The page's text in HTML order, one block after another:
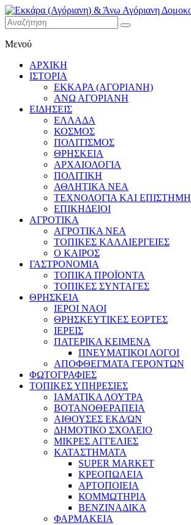
Εκκάρα
(Αγόριανη)
& Άνω
Αγόριανη
Δομοκού
Φθιώτιδος
Μενού
ΑΡΧΙΚΗ
ΙΣΤΟΡΙΑ
ΕΚΚΑΡΑ (ΑΓΟΡΙΑΝΗ)
ΑΝΩ ΑΓΟΡΙΑΝΗ
ΕΙΔΗΣΕΙΣ
ΕΛΛΑΔΑ
ΚΟΣΜΟΣ
ΠΟΛΙΤΙΣΜΟΣ
ΘΡΗΣΚΕΙΑ
ΑΡΧΑΙΟΛΟΓΙΑ
ΠΟΛΙΤΙΚΗ
ΑΘΛΗΤΙΚΑ ΝΕΑ
ΤΕΧΝΟΛΟΓΙΑ ΚΑΙ ΕΠΙΣΤΗΜΗ
ΕΠΙΚΗΔΕΙΟΙ
ΑΓΡΟΤΙΚΑ
ΑΓΡΟΤΙΚΑ ΝΕΑ
ΤΟΠΙΚΕΣ ΚΑΛΛΙΕΡΓΕΙΕΣ
Ο ΚΑΙΡΟΣ
ΓΑΣΤΡΟΝΟΜΙΑ
ΤΟΠΙΚΑ ΠΡΟΪΟΝΤΑ
ΤΟΠΙΚΕΣ ΣΥΝΤΑΓΕΣ
ΘΡΗΣΚΕΙΑ
IEPOI NAOI
ΘΡΗΣΚΕΥΤΙΚΕΣ ΕΟΡΤΕΣ
ΙΕΡΕΙΣ
ΠΑΤΕΡΙΚΑ ΚΕΙΜΕΝΑ
ΠΝΕΥΜΑΤΙΚΟΙ ΛΟΓΟΙ
ΑΠΟΦΘΕΓΜΑΤΑ ΓΕΡΟΝΤΩΝ
ΦΩΤΟΓΡΑΦΙΕΣ
ΤΟΠΙΚΕΣ ΥΠΗΡΕΣΙΕΣ
ΙΑΜΑΤΙΚΑ ΛΟΥΤΡΑ
ΒΟΤΑΝΟΘΕΡΑΠΕΙΑ
ΑΙΘΟΥΣΕΣ ΕΚΔ/ΩΝ
ΔΗΜΟΤΙΚΟ ΣΧΟΛΕΙΟ
ΜΙΚΡΕΣ ΑΓΓΕΛΙΕΣ
ΚΑΤΑΣΤΗΜΑΤΑ
SUPER MARKET
ΚΡΕΟΠΩΛΕΙΑ
ΑΡΤΟΠΟΙΕΙΑ
ΚΟΜΜΩΤΗΡΙΑ
ΒΕΝΖΙΝΑΔΙΚΑ
ΦΑΡΜΑΚΕΙΑ